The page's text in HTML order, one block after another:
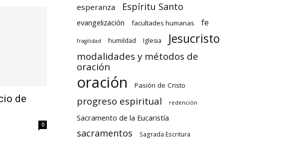
de
0
esperanza Espíritu Santo
evangelización facultades humanas fe
fragilidad humildad Iglesia Jesucristo
modalidades y métodos de
oración
oración Pasión de Cristo
progreso espiritual redención
Sacramento de la Eucaristía
sacramentos Sagrada Escritura